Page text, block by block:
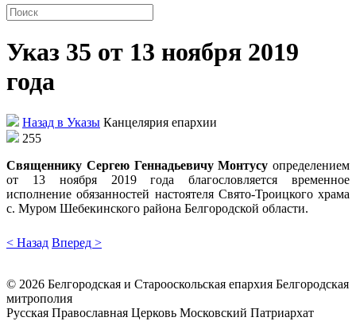
Указ 35 от 13 ноября 2019
года
Назад в Указы Канцелярия епархии
255
Священнику Сергею Геннадьевичу Монтусу определением
от 13 ноября 2019 года благословляется временное
исполнение обязанностей настоятеля Свято-Троицкого храма
с. Муром Шебекинского района Белгородской области.
< Назад Вперед >
© 2026 Белгородская и Старооскольская епархия Белгородская
митрополия
Русская Православная Церковь Московский Патриархат